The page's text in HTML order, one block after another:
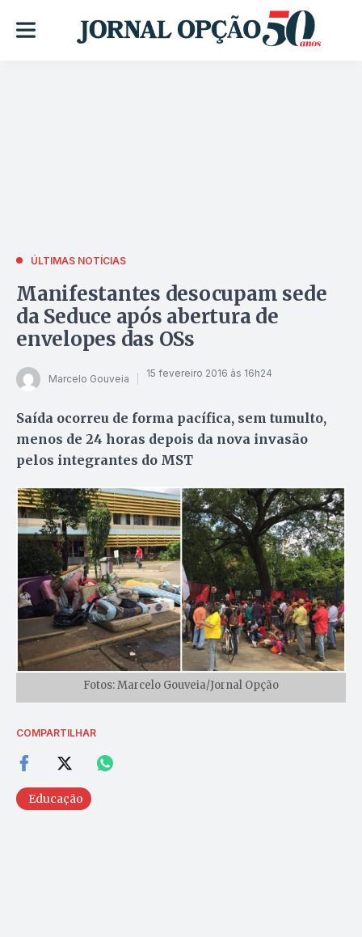
ÚLTIMAS NOTÍCIAS
Manifestantes desocupam sede
da Seduce após abertura de
envelopes das OSs
Marcelo Gouveia 15 fevereiro 2016 às 16h24
Saída ocorreu de forma pacífica, sem tumulto,
menos de 24 horas depois da nova invasão
pelos integrantes do MST
Fotos: Marcelo Gouveia/Jornal Opção
COMPARTILHAR
Educação